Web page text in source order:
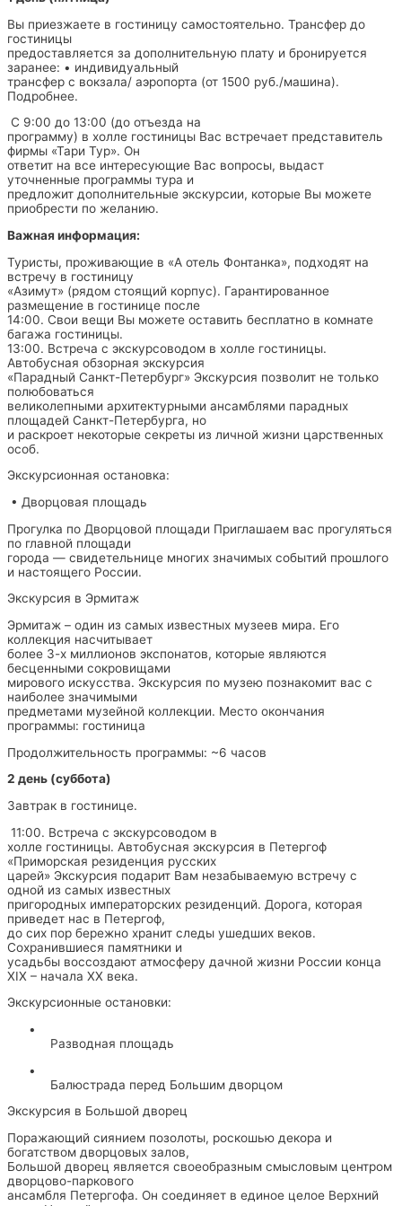
Вы приезжаете в гостиницу самостоятельно. Трансфер до
гостиницы
предоставляется за дополнительную плату и бронируется
заранее: • индивидуальный
трансфер с вокзала/ аэропорта (от 1500 руб./машина).
Подробнее.
С 9:00 до 13:00 (до отъезда на
программу) в холле гостиницы Вас встречает представитель
фирмы «Тари Тур». Он
ответит на все интересующие Вас вопросы, выдаст
уточненные программы тура и
предложит дополнительные экскурсии, которые Вы можете
приобрести по желанию.
Важная информация:
Туристы, проживающие в «А отель Фонтанка», подходят на
встречу в гостиницу
«Азимут» (рядом стоящий корпус). Гарантированное
размещение в гостинице после
14:00. Свои вещи Вы можете оставить бесплатно в комнате
багажа гостиницы.
13:00. Встреча с экскурсоводом в холле гостиницы.
Автобусная обзорная экскурсия
«Парадный Санкт-Петербург» Экскурсия позволит не только
полюбоваться
великолепными архитектурными ансамблями парадных
площадей Санкт-Петербурга, но
и раскроет некоторые секреты из личной жизни царственных
особ.
Экскурсионная остановка:
• Дворцовая площадь
Прогулка по Дворцовой площади Приглашаем вас прогуляться
по главной площади
города — свидетельнице многих значимых событий прошлого
и настоящего России.
Экскурсия в Эрмитаж
Эрмитаж – один из самых известных музеев мира. Его
коллекция насчитывает
более 3-х миллионов экспонатов, которые являются
бесценными сокровищами
мирового искусства. Экскурсия по музею познакомит вас с
наиболее значимыми
предметами музейной коллекции. Место окончания
программы: гостиница
Продолжительность программы: ~6 часов
2 день (суббота)
Завтрак в гостинице.
11:00. Встреча с экскурсоводом в
холле гостиницы. Автобусная экскурсия в Петергоф
«Приморская резиденция русских
царей» Экскурсия подарит Вам незабываемую встречу с
одной из самых известных
пригородных императорских резиденций. Дорога, которая
приведет нас в Петергоф,
до сих пор бережно хранит следы ушедших веков.
Сохранившиеся памятники и
усадьбы воссоздают атмосферу дачной жизни России конца
XIX – начала XX века.
Экскурсионные остановки:
•
Разводная площадь
•
Балюстрада перед Большим дворцом
Экскурсия в Большой дворец
Поражающий сиянием позолоты, роскошью декора и
богатством дворцовых залов,
Большой дворец является своеобразным смысловым центром
дворцово-паркового
ансамбля Петергофа. Он соединяет в единое целое Верхний